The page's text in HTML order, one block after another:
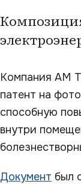
Компания AM
патент на
способную
внутри
Документ был